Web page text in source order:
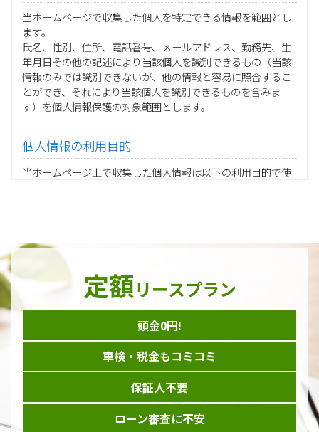
当ホームページで収集した個人を特定できる情報を範囲とし
ます。
氏名、性別、住所、電話番号、メールアドレス、勤務先、生
年月日その他の記述により当該個人を識別できるもの（当該
情報のみでは識別できないが、他の情報と容易に照合するこ
とができ、それにより当該個人を識別できるものを含みま
す）を個人情報保護の対象範囲とします。
個人情報の利用目的
当ホームページ上で収集した個人情報は以下の利用目的で使
当グループの業務に従事する協力会社様担当者の識別
当グループ内で共同利用する人事関連システムの運用
ダイレクトメール等を利用したアンケート・キャンペーン
などの意見・情報の調査
当ホームページはサービスに関するお問い合わせやご質問、
資料のご請求や各サービス等のお申し込みなど、当ホームペ
ージのサービス提供過程で、氏名、連絡先、勤務先等の個人
情報を書面、電子媒体、ウェブ等を介して収集致します。
定額リースプラン
頭金0円!
車検・税金もコミコミ
保証人不要
ローン審査に不安